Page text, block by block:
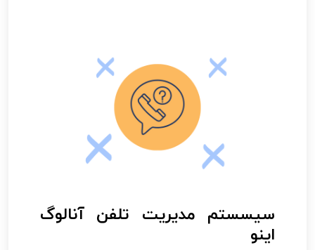
سیسستم مدیریت تلفن آنالوگ
اینو